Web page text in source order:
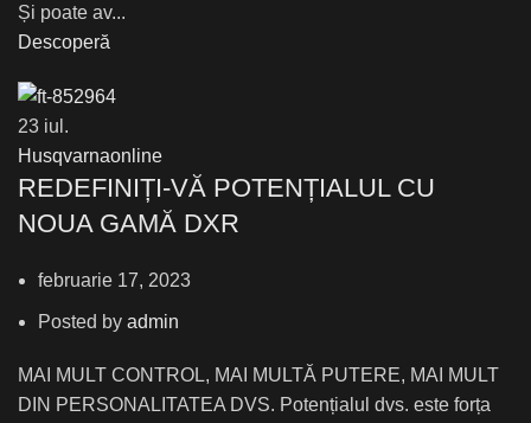
Și poate av...
Descoperă
23 iul.
Husqvarnaonline
REDEFINIȚI-VĂ POTENȚIALUL CU
NOUA GAMĂ DXR
februarie 17, 2023
Posted by admin
MAI MULT CONTROL, MAI MULTĂ PUTERE, MAI MULT
DIN PERSONALITATEA DVS. Potențialul dvs. este forța